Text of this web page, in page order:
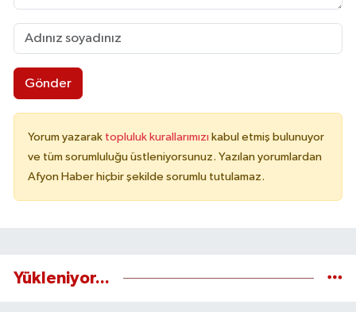
Gönder
Yorum yazarak topluluk kurallarımızı kabul etmiş bulunuyor
ve tüm sorumluluğu üstleniyorsunuz. Yazılan yorumlardan
Afyon Haber hiçbir şekilde sorumlu tutulamaz.
Yükleniyor...